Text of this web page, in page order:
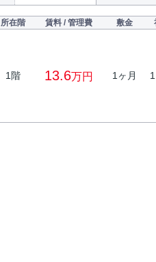
所在階 賃料 / 管理費 敷金
1階 13.6万円 1ヶ月